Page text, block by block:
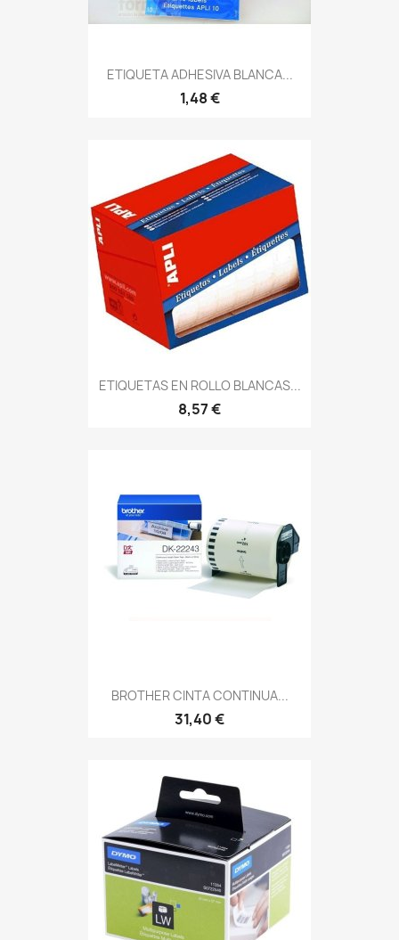
ETIQUETA ADHESIVA BLANCA...
1,48 €
ETIQUETAS EN ROLLO BLANCAS...
8,57 €
BROTHER CINTA CONTINUA...
31,40 €